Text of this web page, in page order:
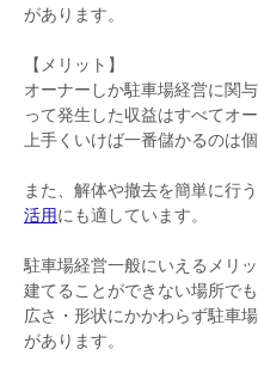
があります。
【メリット】
オーナーしか駐車場経営に関
って発生した収益はすべてオ
上手くいけば一番儲かるのは
また、解体や撤去を簡単に行
活用にも適しています。
駐車場経営一般にいえるメリ
建てることができない場所で
広さ・形状にかかわらず駐車
があります。